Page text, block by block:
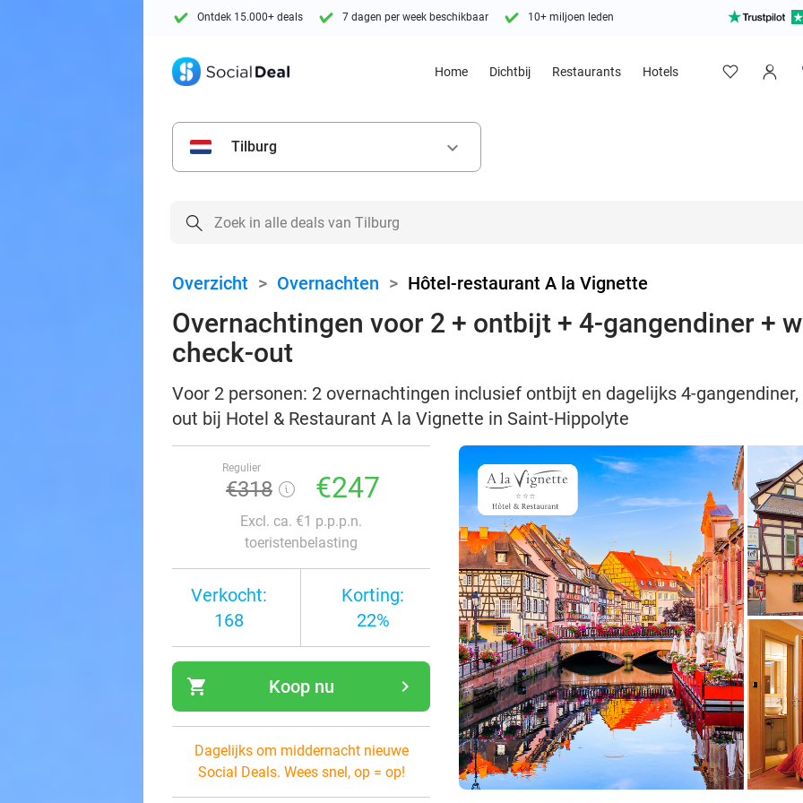
Ontdek 15.000+ deals 7 dagen per week beschikbaar 10+ miljoen leden
Home Dichtbij Restaurants Hotels
Tilburg keyboard_arrow_down
Overzicht > Overnachten > Hôtel-restaurant A la Vignette
Overnachtingen voor 2 + ontbijt + 4-gangendiner +
check-out
Voor 2 personen: 2 overnachtingen inclusief ontbijt en dagelijks 4-
out bij Hotel & Restaurant A la Vignette in Saint-Hippolyte
Regulier
€318 €247
Excl. ca. €1 p.p.p.n.
toeristenbelasting
Verkocht:
168
Korting:
22%
shopping_cart navigate_next
Koop nu
Dagelijks om middernacht nieuwe
Social Deals. Wees snel, op = op!